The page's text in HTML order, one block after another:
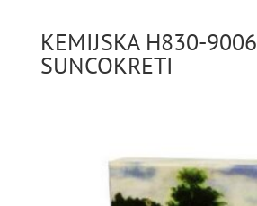
KEMIJSKA H830-9006
SUNCOKRETI